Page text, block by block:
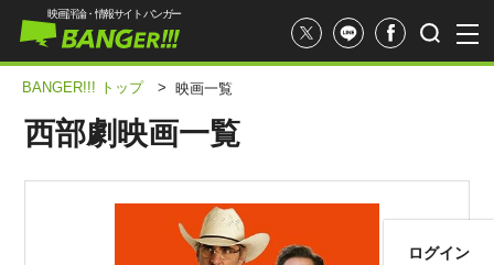
映画評論・情報サイト バンガー
ログイン
BANGER!!! トップ > 映画一覧
西部劇映画一覧